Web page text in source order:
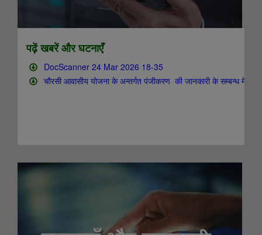
पढ़ें खबरें और घटनाएँ
...